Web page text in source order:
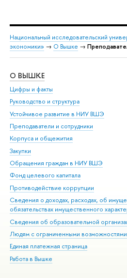
Национальный исследовательский
экономики» → О Вышке →
О ВЫШКЕ
Цифры и факты
Руководство и структура
Устойчивое развитие в НИУ ВШЭ
Преподаватели и сотрудники
Корпуса и общежития
Закупки
Обращения граждан в НИУ ВШЭ
Фонд целевого капитала
Противодействие коррупции
Сведения о доходах, расходах, об
обязательствах имущественного
Сведения об образовательной
Людям с ограниченными возможностями
Единая платежная страница
Работа в Вышке